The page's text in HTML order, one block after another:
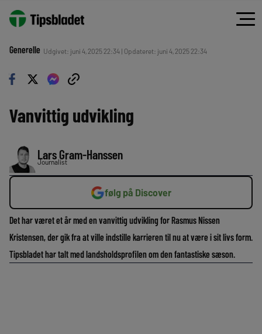
Generelle Udgivet: juni 4, 2025 22:34 | Opdateret: juni 4, 2025 22:34
Vanvittig udvikling
Lars Gram-Hanssen
Journalist
følg på Discover
Det har været et år med en vanvittig udvikling for Rasmus Nissen
Kristensen, der gik fra at ville indstille karrieren til nu at være i sit livs form.
Tipsbladet har talt med landsholdsprofilen om den fantastiske sæson.